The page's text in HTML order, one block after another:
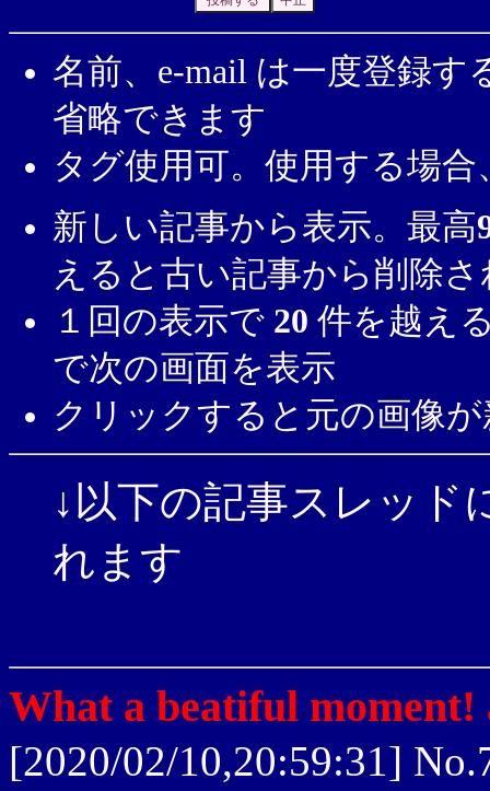
名前、e-mail は一度登録
省略できます
タグ使用可。使用する場
新しい記事から表示。最高
えると古い記事から削除
１回の表示で 20 件を越え
で次の画面を表示
クリックすると元の画像
↓以下の記事スレッド
れます
What a beatiful moment!
[2020/02/10,20:59:31]